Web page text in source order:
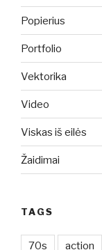
Popierius
Portfolio
Vektorika
Video
Viskas iš eilės
Žaidimai
TAGS
70s action